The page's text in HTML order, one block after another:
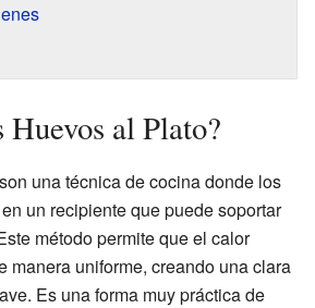
Huevos al Plato?
una técnica de cocina donde los
un recipiente que puede soportar
método permite que el calor
manera uniforme, creando una clara
Es una forma muy práctica de